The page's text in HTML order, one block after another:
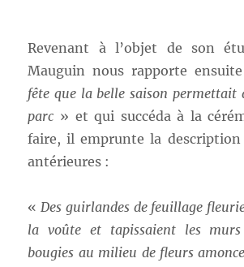
Revenant à l’objet de son
Mauguin nous rapporte
fête que la belle saison permettait
parc » et qui succéda à la
faire, il emprunte la description
antérieures :
« Des guirlandes de feuillage
la voûte et tapissaient les
bougies au milieu de fleurs